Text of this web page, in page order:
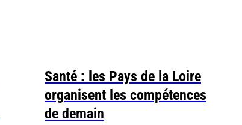
Santé : les Pays de la Loire
organisent les compétences
de demain